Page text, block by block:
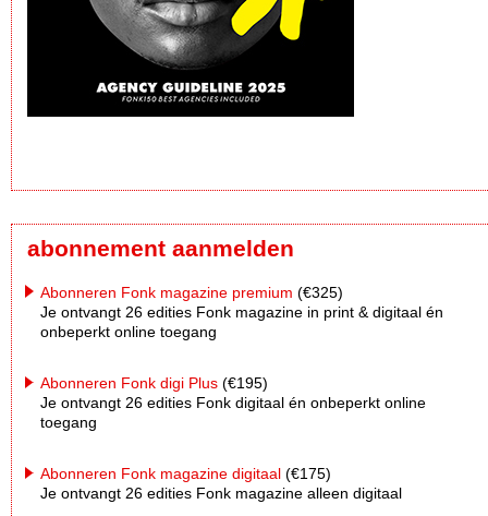
abonnement aanmelden
Abonneren Fonk magazine premium (€325)
Je ontvangt 26 edities Fonk magazine in print & digitaal én
onbeperkt online toegang
Abonneren Fonk digi Plus (€195)
Je ontvangt 26 edities Fonk digitaal én onbeperkt online
toegang
Abonneren Fonk magazine digitaal (€175)
Je ontvangt 26 edities Fonk magazine alleen digitaal